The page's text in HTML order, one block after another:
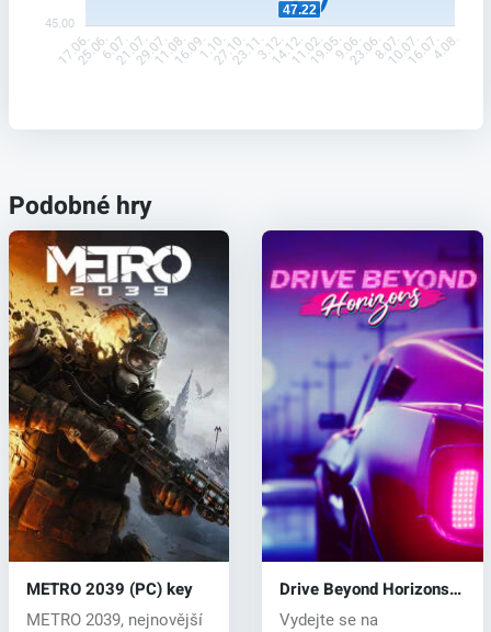
45.00
47.22
17.06.25.06.6.07.21.07.29.07.11.08.16.09.1.10.27.10.23.11.3.12.14.12.11.02.19.05.9.06.23.06.8.07.10.07.16.07.4.08.
Podobné hry
METRO 2039 (PC) key
METRO 2039, nejnovější
Drive Beyond Horizons
(PC) key
Vydejte se na